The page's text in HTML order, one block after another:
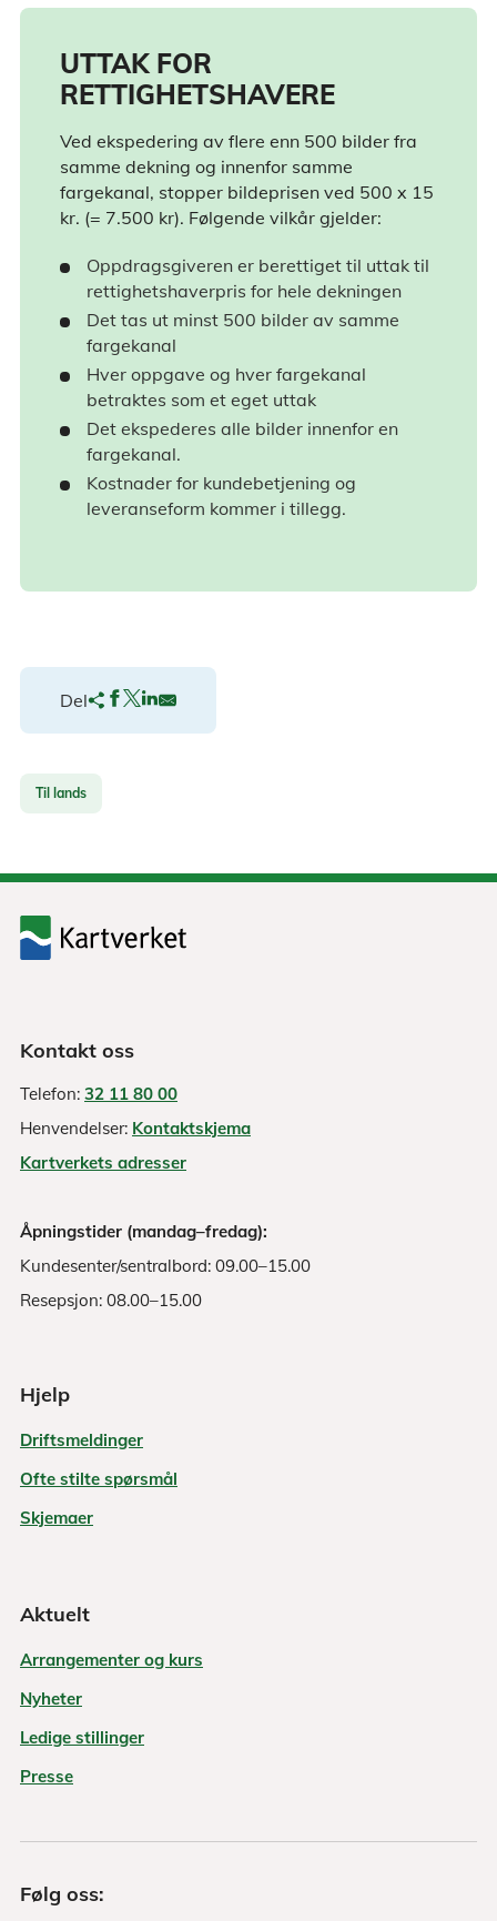
UTTAK FOR
RETTIGHETSHAVERE
Ved ekspedering av flere enn 500 bilder fra
samme dekning og innenfor samme
fargekanal, stopper bildeprisen ved 500 x 15
kr. (= 7.500 kr). Følgende vilkår gjelder:
Oppdragsgiveren er berettiget til uttak til
rettighetshaverpris for hele dekningen
Det tas ut minst 500 bilder av samme
fargekanal
Hver oppgave og hver fargekanal
betraktes som et eget uttak
Det ekspederes alle bilder innenfor en
fargekanal.
Kostnader for kundebetjening og
leveranseform kommer i tillegg.
Del
Til lands
Kontakt oss
Telefon: 32 11 80 00
Henvendelser: Kontaktskjema
Kartverkets adresser
Åpningstider (mandag–fredag):
Kundesenter/sentralbord: 09.00–15.00
Resepsjon: 08.00–15.00
Hjelp
Driftsmeldinger
Ofte stilte spørsmål
Skjemaer
Aktuelt
Arrangementer og kurs
Nyheter
Ledige stillinger
Presse
Følg oss: